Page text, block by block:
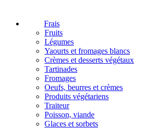
Frais
Fruits
Légumes
Yaourts et fromages blancs
Crèmes et desserts végétaux
Tartinades
Fromages
Oeufs, beurres et crèmes
Produits végétariens
Traiteur
Poisson, viande
Glaces et sorbets